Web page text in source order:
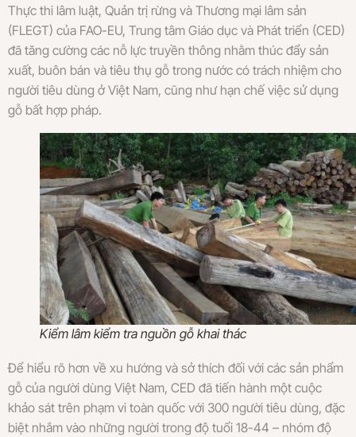
Thực thi lâm luật, Quản trị rừng và Thương mại lâm sản
(FLEGT) của FAO-EU, Trung tâm Giáo dục và Phát triển (CED)
đã tăng cường các nỗ lực truyền thông nhằm thúc đẩy sản
xuất, buôn bán và tiêu thụ gỗ trong nước có trách nhiệm cho
người tiêu dùng ở Việt Nam, cũng như hạn chế việc sử dụng
gỗ bất hợp pháp.
Kiểm lâm kiểm tra nguồn gỗ khai thác
Để hiểu rõ hơn về xu hướng và sở thích đối với các sản phẩm
gỗ của người dùng Việt Nam, CED đã tiến hành một cuộc
khảo sát trên phạm vi toàn quốc với 300 người tiêu dùng, đặc
biệt nhắm vào những người trong độ tuổi 18-44 – nhóm độ